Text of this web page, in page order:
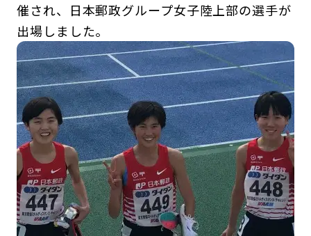
催され、日本郵政グループ女子陸上部の選手が
出場しました。